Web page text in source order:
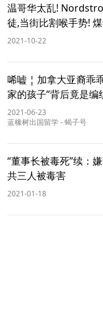
温哥华太乱!
徒,当街比割喉手势!
2021-10-22
唏嘘 ¦ 加拿大亚裔乖
家的孩子”背后竟是编
2021-06-23
蓝橡树出国留学-蝎子号
“董事长被毒死”续：
共三人被毒害
2021-01-18